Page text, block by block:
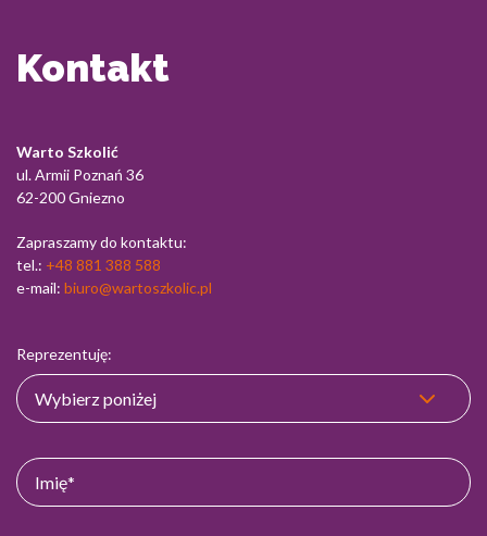
Kontakt
Warto Szkolić
ul. Armii Poznań 36
62-200 Gniezno
Zapraszamy do kontaktu:
tel.: +48 881 388 588
e-mail: biuro@wartoszkolic.pl
Reprezentuję: